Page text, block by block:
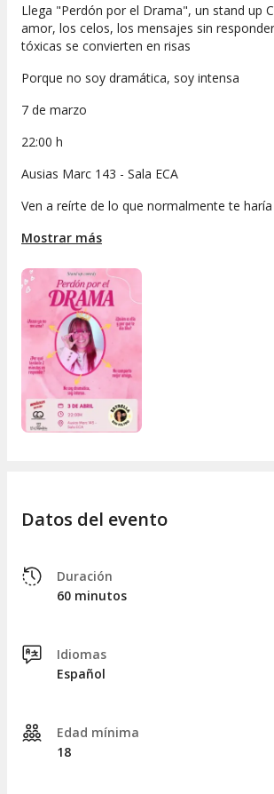
Llega "Perdón por el Drama", un stand up
amor, los celos, los mensajes sin
tóxicas se convierten en risas
Porque no soy dramática, soy intensa
7 de marzo
22:00 h
Ausias Marc 143 - Sala ECA
Ven a reírte de lo que normalmente te
Mostrar más
Datos del evento
Duración
60 minutos
Idiomas
Español
Edad mínima
18